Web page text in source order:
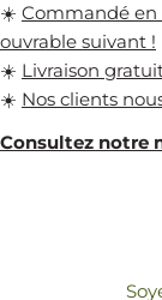
☀️ Commandé en
ouvrable suivant !
☀️ Livraison
☀️ Nos clients
Consultez notre